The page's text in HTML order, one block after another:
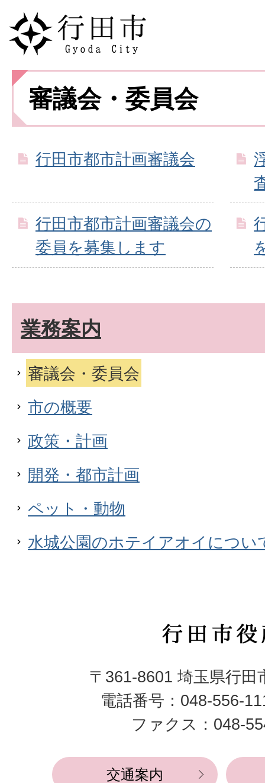
審議会・委員会
行田市都市計画審議会
行田市都市計画審議会の
委員を募集します
業務案内
審議会・委員会
市の概要
政策・計画
開発・都市計画
ペット・動物
水城公園のホテイアオイについ
行
市
役
所
〒361-8601 埼玉県行田
電話番号：048-556-
ファクス：048-
交通案内